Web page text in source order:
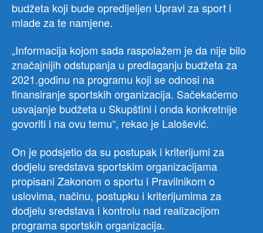
budžeta koji bude opredijeljen Upravi za sport i
mlade za te namjene.
„Informacija kojom sada raspolažem je da nije bilo
značajnijih odstupanja u predlaganju budžeta za
2021.godinu na programu koji se odnosi na
finansiranje sportskih organizacija. Sačekaćemo
usvajanje budžeta u Skupštini i onda konkretnije
govoriti i na ovu temu“, rekao je Lalošević.
On je podsjetio da su postupak i kriterijumi za
dodjelu sredstava sportskim organizacijama
propisani Zakonom o sportu i Pravilnikom o
uslovima, načinu, postupku i kriterijumima za
dodjelu sredstava i kontrolu nad realizacijom
programa sportskih organizacija.